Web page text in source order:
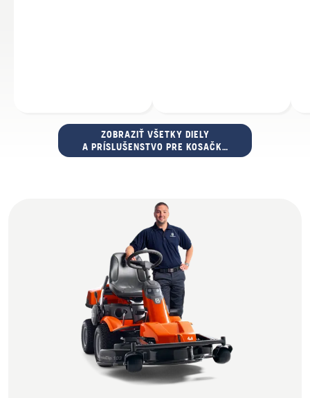
ZOBRAZIŤ VŠETKY DIELY
A PRÍSLUŠENSTVO PRE KOSAČKY
NA TRÁVU